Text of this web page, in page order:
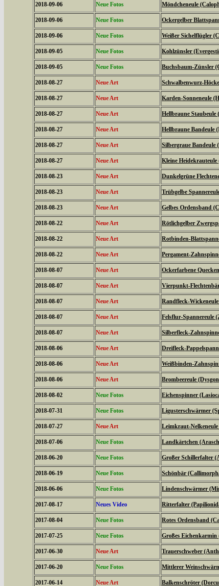
2018-09-06 Neue Fotos Möndcheneule
2018-09-06 Neue Fotos Ockergelber
2018-09-06 Neue Fotos Weißer Sichelflügler
2018-09-05 Neue Fotos Kohlzünsler
2018-09-05 Neue Fotos Buchsbaum-Zünsler
2018-08-27 Neue Art Schwalbenwurz-
2018-08-27 Neue Art Karden-Sonneneule
2018-08-27 Neue Art Hellbraune
2018-08-27 Neue Art Hellbraune Bandeule
2018-08-27 Neue Art Silbergraue Bandeule
2018-08-27 Neue Art Kleine
2018-08-23 Neue Art Dunkelgrüne
2018-08-23 Neue Art Trübgelbe
2018-08-23 Neue Art Gelbes Ordensband
2018-08-22 Neue Art Rötlichgelber
2018-08-22 Neue Art Rotbinden-
2018-08-22 Neue Art Pergament-
2018-08-07 Neue Art Ockerfarbene
2018-08-07 Neue Art Vierpunkt-
2018-08-07 Neue Art Randfleck-
2018-08-07 Neue Art Felsflur-Spannereule
2018-08-07 Neue Art Silberfleck-
2018-08-06 Neue Art Dreifleck-
2018-08-06 Neue Art Weißbinden-
2018-08-06 Neue Art Brombeereule
2018-08-02 Neue Fotos Eichenspinner
2018-07-31 Neue Fotos Ligusterschwärmer
2018-07-27 Neue Art Leimkraut-
2018-07-06 Neue Fotos Landkärtchen
2018-06-20 Neue Fotos Großer Schillerfalter
2018-06-19 Neue Fotos Schönbär
2018-06-06 Neue Fotos Lindenschwärmer
2017-08-17 Neues Video Ritterfalter
2017-08-04 Neue Fotos Rotes Ordensband
2017-07-25 Neue Fotos Großes Eichenkarmin
2017-06-30 Neue Art Trauerschweber
2017-06-20 Neue Fotos Mittlerer
2017-06-14 Neue Art Balkenschröter